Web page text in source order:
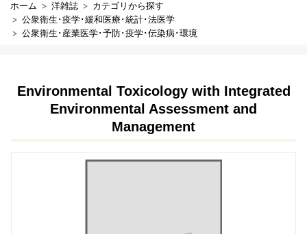
ホーム 洋雑誌
カテゴリから探す
公衆衛生･疫学･緩和医療･統計･法医学
公衆衛生･産業医学･予防･疫学･伝染病･環境
Environmental Toxicology with Integrated
Environmental Assessment and
Management